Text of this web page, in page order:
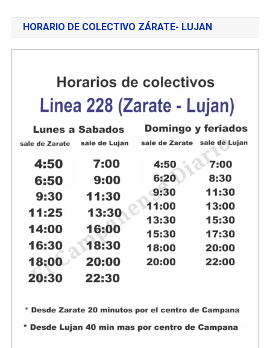
HORARIO DE COLECTIVO ZÁRATE- LUJAN